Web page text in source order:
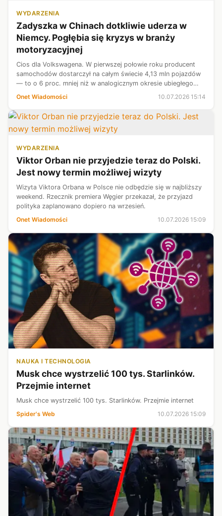
WYDARZENIA
Zadyszka w Chinach dotkliwie uderza w
Niemcy. Pogłębia się kryzys w branży
motoryzacyjnej
Cios dla Volkswagena. W pierwszej połowie roku producent
samochodów dostarczył na całym świecie 4,13 mln pojazdów
— to o 6 proc. mniej niż w analogicznym okresie ubiegłego
roku. Wtedy było to jeszcze 4,41 mln samochodów. To efekt
spowolnienia w branż...
Onet Wiadomości 10.07.2026 15:14
WYDARZENIA
Viktor Orban nie przyjedzie teraz do Polski.
Jest nowy termin możliwej wizyty
Wizyta Viktora Orbana w Polsce nie odbędzie się w najbliższy
weekend. Rzecznik premiera Węgier przekazał, że przyjazd
polityka zaplanowano dopiero na wrzesień.
Onet Wiadomości
10.07.2026 15:09
NAUKA I TECHNOLOGIA
Musk chce wystrzelić 100 tys. Starlinków.
Przejmie internet
Musk chce wystrzelić 100 tys. Starlinków. Przejmie internet
Spider's Web
10.07.2026 15:09